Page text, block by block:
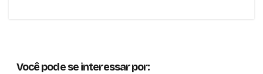
Você pode se interessar por: